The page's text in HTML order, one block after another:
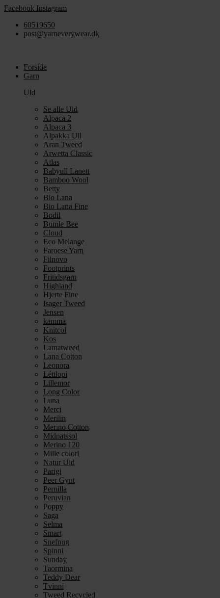
Videre
indhold
Facebook Instagram
60519650
post@yarneverywear.dk
Forside
Garn
Uld
Se alle Uld
Alpaca 2
Alpaca 3
Alpakka Ull
Aran Tweed
Arwetta Classic
Atlas
Babyull Lanett
Bamboo Wool
Betty
Bio Lana
Bio Lana Fine
Bodil
Bumle Bee
Cloud
Eco Melange
Faroese Yarn
Filnovo
Footprints
Fritidsgarn
Highland
Hjerte Fine
Isager Tweed
Jensen
kamma
Knitcol
Kos
Lamatweed
Lana Cotton
Leonora
Léttlopi
Lillemor
Long Color
Luna
Merci
Merilin
Merino Cotton
Midnatssol
Merino 120
Mille colori
Natur Uld
Parigi
Peer Gynt
Pernilla
Peruvian
Poppy
Saga
Selma
Smart
Snefnug
Spinni
Sunday
Taormina
Teddy Dear
Tvinni
Tweed Recycled